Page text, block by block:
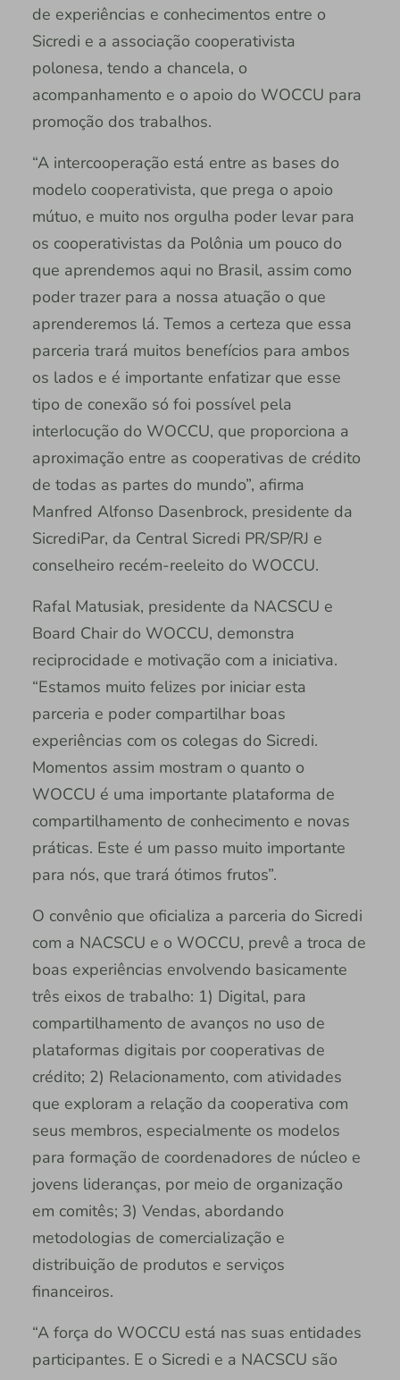
de experiências e conhecimentos entre o
Sicredi e a associação cooperativista
polonesa, tendo a chancela, o
acompanhamento e o apoio do WOCCU para
promoção dos trabalhos.
“A intercooperação está entre as bases do
modelo cooperativista, que prega o apoio
mútuo, e muito nos orgulha poder levar para
os cooperativistas da Polônia um pouco do
que aprendemos aqui no Brasil, assim como
poder trazer para a nossa atuação o que
aprenderemos lá. Temos a certeza que essa
parceria trará muitos benefícios para ambos
os lados e é importante enfatizar que esse
tipo de conexão só foi possível pela
interlocução do WOCCU, que proporciona a
aproximação entre as cooperativas de crédito
de todas as partes do mundo”, afirma
Manfred Alfonso Dasenbrock, presidente da
SicrediPar, da Central Sicredi PR/SP/RJ e
conselheiro recém-reeleito do WOCCU.
Rafal Matusiak, presidente da NACSCU e
Board Chair do WOCCU, demonstra
reciprocidade e motivação com a iniciativa.
“Estamos muito felizes por iniciar esta
parceria e poder compartilhar boas
experiências com os colegas do Sicredi.
Momentos assim mostram o quanto o
WOCCU é uma importante plataforma de
compartilhamento de conhecimento e novas
práticas. Este é um passo muito importante
para nós, que trará ótimos frutos”.
O convênio que oficializa a parceria do Sicredi
com a NACSCU e o WOCCU, prevê a troca de
boas experiências envolvendo basicamente
três eixos de trabalho: 1) Digital, para
compartilhamento de avanços no uso de
plataformas digitais por cooperativas de
crédito; 2) Relacionamento, com atividades
que exploram a relação da cooperativa com
seus membros, especialmente os modelos
para formação de coordenadores de núcleo e
jovens lideranças, por meio de organização
em comitês; 3) Vendas, abordando
metodologias de comercialização e
distribuição de produtos e serviços
financeiros.
“A força do WOCCU está nas suas entidades
participantes. E o Sicredi e a NACSCU são